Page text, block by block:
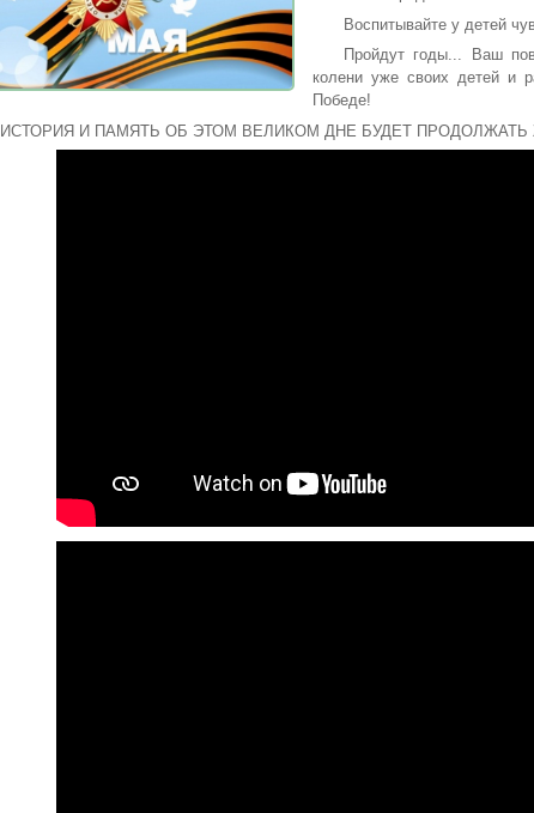
Воспитывайте у детей
Пройдут годы... Ваш
колени уже своих детей и
Победе!
ИСТОРИЯ И ПАМЯТЬ ОБ ЭТОМ ВЕЛИКОМ ДНЕ БУДЕТ